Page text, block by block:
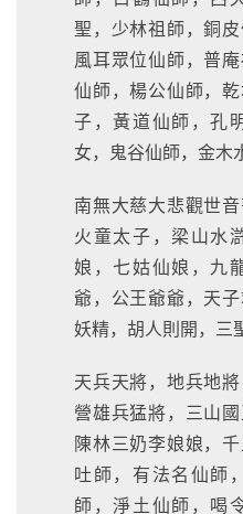
聖，少林祖師，銅
風耳眾位仙師，普
仙師，楊公仙師，
子，黃道仙師，孔
女，鬼谷仙師，金木
南無大慈大悲觀世
火童太子，梁山水
娘，七姑仙娘，九
爺，公王爺爺，天
妖精，胡人則開，三
天兵天將，地兵地
營雄兵猛將，三山
陳林三奶李娘娘，
吐師，有法名仙師
師，淨土仙師，喝